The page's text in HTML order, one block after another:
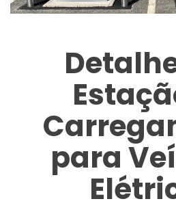
para